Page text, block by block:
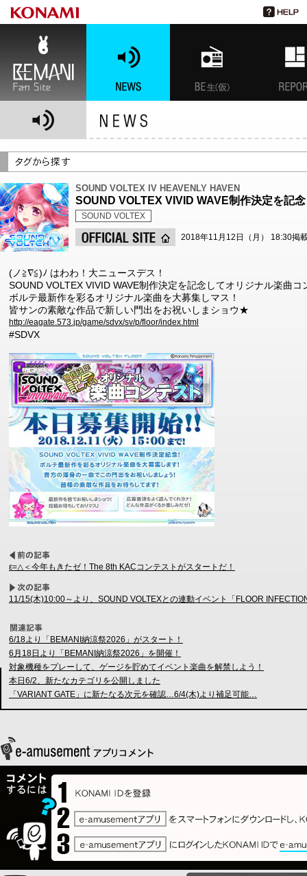
SOUND VOLTEX IV HEAVENLY HAVEN
SOUND VOLTEX VIVID WAVE制作決定を記
SOUND VOLTEX
2018年11月12日（月） 18:30掲
(ノ≧∇≦)ﾉ はわわ！大ニュースデス！
SOUND VOLTEX VIVID WAVE制作決定を記念してオリジナル楽曲コ
ボルテ最新作を彩るオリジナル楽曲を大募集しマス！
皆サンの素敵な作品で新しい門出をお祝いしまショウ★
http://eagate.573.jp/game/sdvx/sv/p/floor/index.html
#SDVX
ε=△＜今年もきたゼ！The 8th KACコンテストがスタートだ！
11/15(木)10:00～より、SOUND VOLTEXとの連動イベント「FLOOR
6/18より「BEMANI納涼祭2026」がスタート！
6月18日より「BEMANI納涼祭2026」を開催！
対象機種をプレーして、ゲージを貯めてイベント楽曲を解禁しよう！
本日6/2、新たなカテゴリを公開しました
「VARIANT GATE」に新たなる次元を確認…6/4(木)より補足可能…